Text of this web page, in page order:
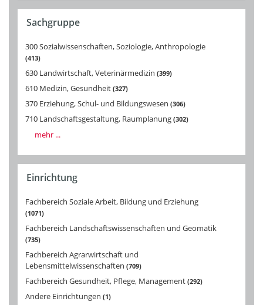
Sachgruppe
300 Sozialwissenschaften, Soziologie, Anthropologie
413
630 Landwirtschaft, Veterinärmedizin 399
610 Medizin, Gesundheit 327
370 Erziehung, Schul- und Bildungswesen 306
710 Landschaftsgestaltung, Raumplanung 302
mehr ...
Einrichtung
Fachbereich Soziale Arbeit, Bildung und Erziehung
1071
Fachbereich Landschaftswissenschaften und Geomatik
735
Fachbereich Agrarwirtschaft und
Lebensmittelwissenschaften 709
Fachbereich Gesundheit, Pflege, Management 292
Andere Einrichtungen 1